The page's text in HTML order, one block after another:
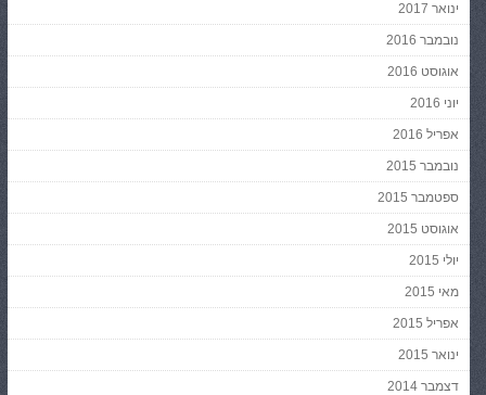
ינואר 2017
נובמבר 2016
אוגוסט 2016
יוני 2016
אפריל 2016
נובמבר 2015
ספטמבר 2015
אוגוסט 2015
יולי 2015
מאי 2015
אפריל 2015
ינואר 2015
דצמבר 2014